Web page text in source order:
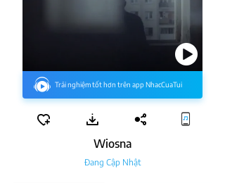
Trải nghiệm tốt hơn trên app NhacCuaTui
Wiosna
Đang Cập Nhật